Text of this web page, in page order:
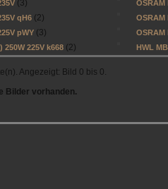
(3)
qH6 (2)
pWY (3)
250W 225V k668 (2)
OSRAM
OSRAM
OSRAM
HWL
Angezeigt: Bild 0 bis 0.
Bilder vorhanden.